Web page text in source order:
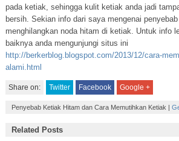
pada ketiak, sehingga kulit ketiak anda jadi
bersih. Sekian info dari saya mengenai
menghilangkan noda hitam di ketiak. Untuk info
baiknya anda mengunjungi situs ini
http://berkerblog.blogspot.com/2013/12/cara-
alami.html
Share on: Twitter Facebook Google +
Penyebab Ketiak Hitam dan Cara Memutihkan Ketiak |
Related Posts